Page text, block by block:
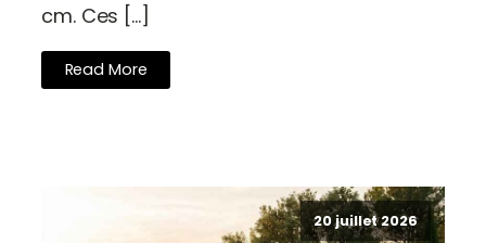
cm. Ces […]
Read More
20 juillet 2026